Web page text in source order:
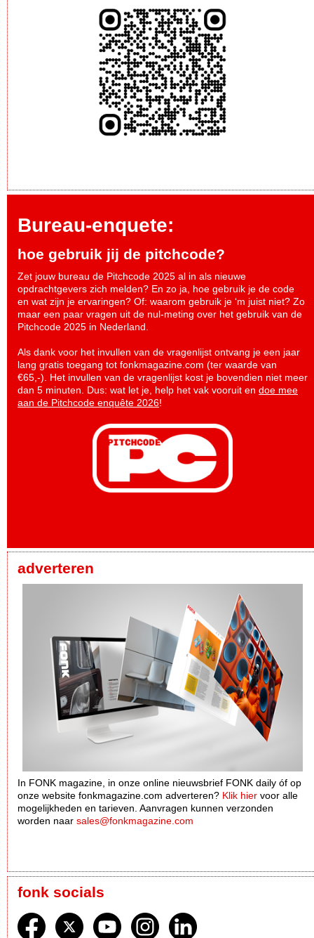
Bureau-enquete:
hoe gebruik jij de pitchcode?
Zet jouw bureau de Pitchcode 2025 al in als nieuwe
opdrachtgevers zich melden? En zo ja, hoe gebruik je de code
en wat zijn je ervaringen? Of: waarom gebruik je ‘m juist niet? Zo
maar een paar vragen uit de nul-meting over het gebruik van de
Pitchcode 2025 in Nederland.
Als dank voor het invullen van de vragenlijst ontvang je een jaar
lang gratis toegang tot fonkmagazine.com (ter waarde van
€65,-). Het invullen van de vragenlijst kost je bovendien niet meer
dan 5 minuten. Dus: wat let je, help het vak vooruit en doe mee
aan de Pitchcode enquête 2026!
adverteren
In FONK magazine, in onze online nieuwsbrief FONK daily óf op
onze website fonkmagazine.com adverteren? Klik hier voor alle
mogelijkheden en tarieven. Aanvragen kunnen verzonden
worden naar sales@fonkmagazine.com
fonk socials